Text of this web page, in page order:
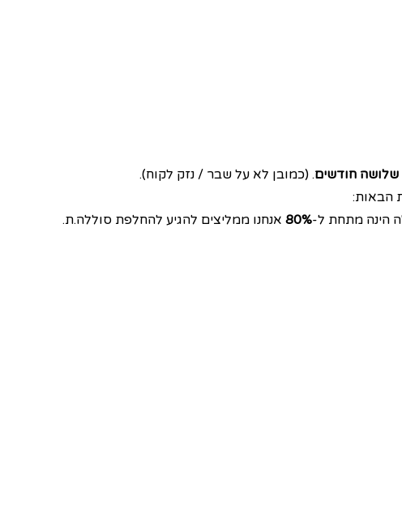
חודשים. (כמובן לא על שבר / נזק לקוח).
הבאות:
הינה מתחת ל-80% אנחנו ממליצים להגיע להחלפת סוללה.ת.